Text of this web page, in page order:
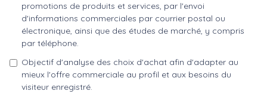
promotions de produits et services, par l'envoi
d'informations commerciales par courrier postal ou
électronique, ainsi que des études de marché, y compris
par téléphone.
Objectif d'analyse des choix d'achat afin d'adapter au
mieux l'offre commerciale au profil et aux besoins du
visiteur enregistré.